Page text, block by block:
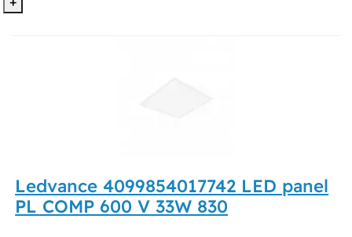
Ledvance 4099854017742 LED panel
PL COMP 600 V 33W 830